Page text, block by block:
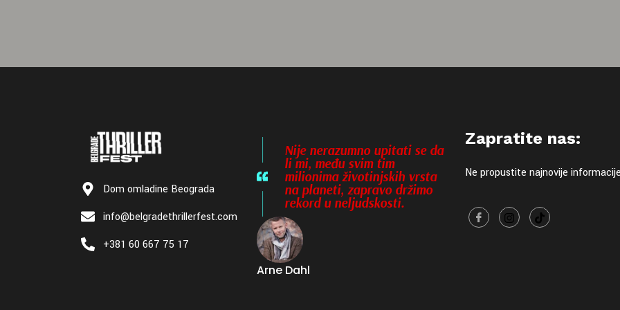
Dom omladine Beograda
info@belgradethrillerfest.com
+381 60 667 75 17
Nije nerazumno upitati se da
li mi, među svim tim
milionima životinjskih vrsta
na planeti, zapravo držimo
rekord u neljudskosti.
Arne Dahl
Zapratite nas:
Ne propustite najnovije